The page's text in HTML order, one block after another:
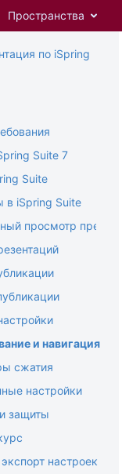
Пространства
по iSpring
Suite 7
Suite
в iSpring Suite
просмотр
и навигация
сжатия
настройки
защиты
настроек